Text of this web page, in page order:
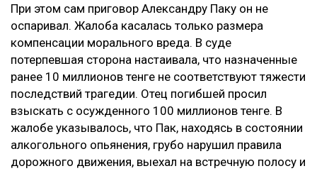
При этом сам приговор Александру Паку он не
оспаривал. Жалоба касалась только размера
компенсации морального вреда. В суде
потерпевшая сторона настаивала, что назначенные
ранее 10 миллионов тенге не соответствуют тяжести
последствий трагедии. Отец погибшей просил
взыскать с осужденного 100 миллионов тенге. В
жалобе указывалось, что Пак, находясь в состоянии
алкогольного опьянения, грубо нарушил правила
дорожного движения, выехал на встречную полосу и